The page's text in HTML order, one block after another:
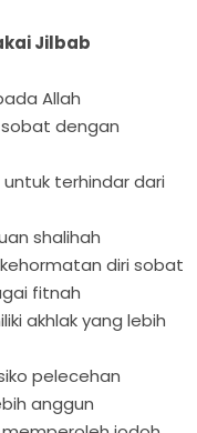
Jilbab
Allah
dengan
terhindar dari
shalihah
diri sobat
fitnah
akhlak yang lebih
pelecehan
anggun